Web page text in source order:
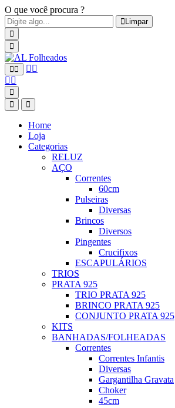
O que você procura ?
Limpar
Home
Loja
Categorias
RELUZ
AÇO
Correntes
60cm
Pulseiras
Diversas
Brincos
Diversos
Pingentes
Crucifixos
ESCAPULÁRIOS
TRIOS
PRATA 925
TRIO PRATA 925
BRINCO PRATA 925
CONJUNTO PRATA 925
KITS
BANHADAS/FOLHEADAS
Correntes
Correntes Infantis
Diversas
Gargantilha Gravata
Choker
45cm